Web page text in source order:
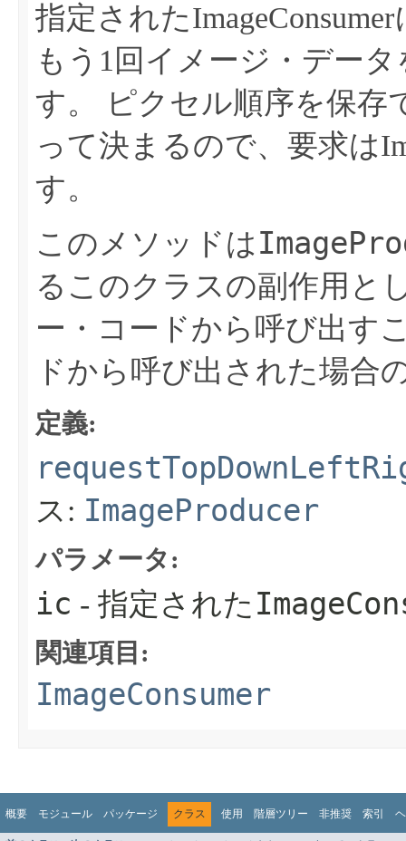
指定された
もう1回イメージ・デー
す。
ピクセル順序を保
って決まるので、要求は
す。
このメソッドは
るこのクラスの副作用と
ー・コードから呼び出す
ドから呼び出された場合
定義:
ス: ImageProducer
パラメータ:
ic - 指定された
関連項目:
ImageConsumer
概要 モジュール パッケージ クラス 使用 階層ツリー 非推奨 索引